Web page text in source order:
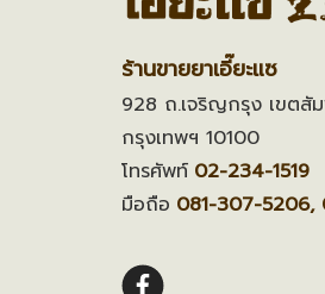
ร้านขายยาเอี๊ยะแซ
928 ถ.เจริญกรุง เขตสั
กรุงเทพฯ 10100
โทรศัพท์ 02-234-1519
มือถือ 081-307-5206,